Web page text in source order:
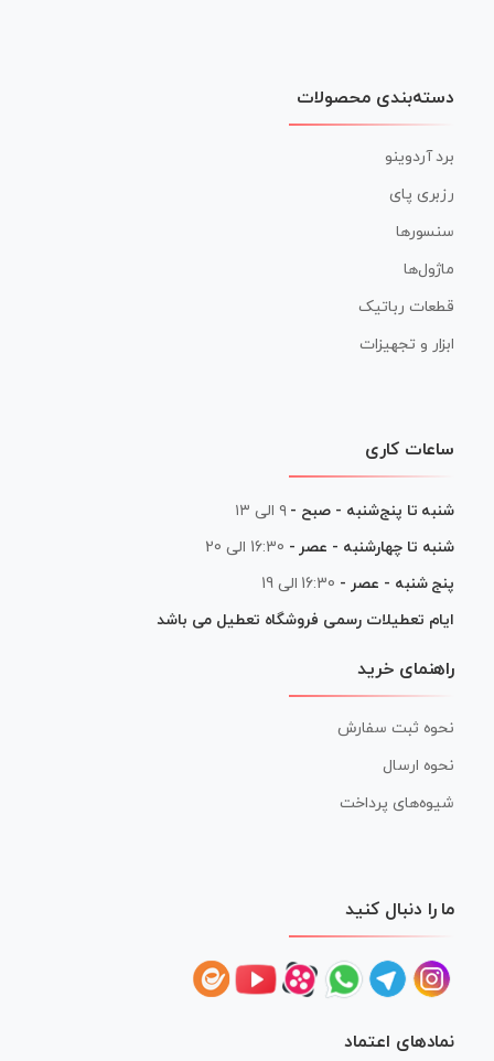
دسته‌بندی محصولات
برد آردوینو
رزبری پای
سنسورها
ماژول‌ها
قطعات رباتیک
ابزار و تجهیزات
ساعات کاری
شنبه تا پنج‌شنبه - صبح - ۹ الی ۱۳
شنبه تا چهارشنبه - عصر - 16:30 الی 20
پنج شنبه - عصر - 16:30 الی 19
ایام تعطیلات رسمی فروشگاه تعطیل می باشد
راهنمای خرید
نحوه ثبت سفارش
نحوه ارسال
شیوه‌های پرداخت
ما را دنبال کنید
نمادهای اعتماد